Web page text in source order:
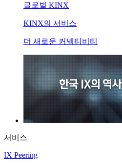
글로벌 KINX
KINX의 서비스
더 새로운 커넥티비티
서비스
IX Peering